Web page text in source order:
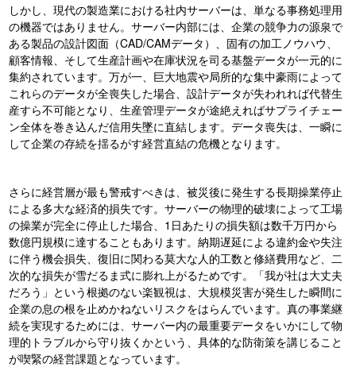
しかし、現代の製造業における社内サーバーは、単なる事務処理用
の機器ではありません。サーバー内部には、企業の競争力の源泉で
ある製品の設計図面（CAD/CAMデータ）、固有の加工ノウハウ、
顧客情報、そして生産計画や在庫状況を司る基盤データが一元的に
集約されています。万が一、巨大地震や局所的な集中豪雨によって
これらのデータが全喪失した場合、設計データが失われれば代替生
産すら不可能となり、生産管理データが途絶えればサプライチェー
ン全体を巻き込んだ信用失墜に直結します。データ喪失は、一瞬に
して企業の存続を揺るがす経営直結の危機となります。
さらに経営層が最も警戒すべきは、被災後に発生する長期操業停止
による多大な経済的損失です。サーバーの物理的破壊によって工場
の操業が完全に停止した場合、1日あたりの損失額は数千万円から
数億円規模に達することもあります。納期遅延による違約金や失注
に伴う機会損失、復旧に関わる莫大な人的工数と修繕費用など、二
次的な損失が雪だるま式に膨れ上がるためです。「我が社は大丈夫
だろう」という根拠のない楽観視は、大規模災害が発生した瞬間に
企業の息の根を止めかねないリスクをはらんでいます。真の事業継
続を実現するためには、サーバー内の最重要データをいかにして物
理的トラブルから守り抜くかという、具体的な防衛策を講じること
が喫緊の経営課題となっています。